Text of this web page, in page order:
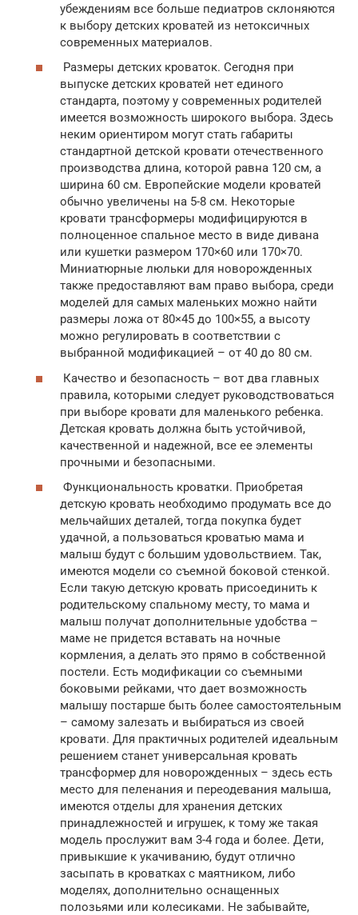
убеждениям все больше педиатров склоняются
к выбору детских кроватей из нетоксичных
современных материалов.
Размеры детских кроваток. Сегодня при
выпуске детских кроватей нет единого
стандарта, поэтому у современных родителей
имеется возможность широкого выбора. Здесь
неким ориентиром могут стать габариты
стандартной детской кровати отечественного
производства длина, которой равна 120 см, а
ширина 60 см. Европейские модели кроватей
обычно увеличены на 5-8 см. Некоторые
кровати трансформеры модифицируются в
полноценное спальное место в виде дивана
или кушетки размером 170×60 или 170×70.
Миниатюрные люльки для новорожденных
также предоставляют вам право выбора, среди
моделей для самых маленьких можно найти
размеры ложа от 80×45 до 100×55, а высоту
можно регулировать в соответствии с
выбранной модификацией – от 40 до 80 см.
Качество и безопасность – вот два главных
правила, которыми следует руководствоваться
при выборе кровати для маленького ребенка.
Детская кровать должна быть устойчивой,
качественной и надежной, все ее элементы
прочными и безопасными.
Функциональность кроватки. Приобретая
детскую кровать необходимо продумать все до
мельчайших деталей, тогда покупка будет
удачной, а пользоваться кроватью мама и
малыш будут с большим удовольствием. Так,
имеются модели со съемной боковой стенкой.
Если такую детскую кровать присоединить к
родительскому спальному месту, то мама и
малыш получат дополнительные удобства –
маме не придется вставать на ночные
кормления, а делать это прямо в собственной
постели. Есть модификации со съемными
боковыми рейками, что дает возможность
малышу постарше быть более самостоятельным
– самому залезать и выбираться из своей
кровати. Для практичных родителей идеальным
решением станет универсальная кровать
трансформер для новорожденных – здесь есть
место для пеленания и переодевания малыша,
имеются отделы для хранения детских
принадлежностей и игрушек, к тому же такая
модель прослужит вам 3-4 года и более. Дети,
привыкшие к укачиванию, будут отлично
засыпать в кроватках с маятником, либо
моделях, дополнительно оснащенных
полозьями или колесиками. Не забывайте,